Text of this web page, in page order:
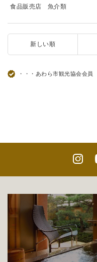
食品販売店
魚介類
新しい順
・・・あわら市観光協会会員